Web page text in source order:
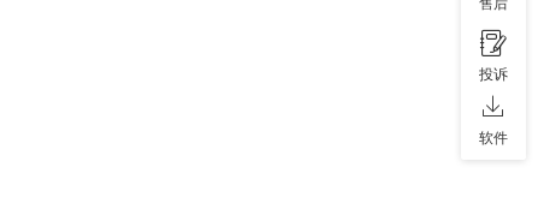
投诉
软件